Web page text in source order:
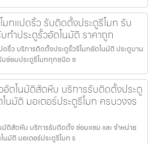
มทแปดริ้ว รับติดตั้งประตูรีโมท รับ
ทำประตูรั้วอัตโนมัติ ราคาถูก
ดริ้ว บริการติดตั้งประตูรั้วรีโมทอัตโนมัติ ประตูบาน
บซ่อมประตูรีโมททุกชนิด ช
ตโนมัติสัตหีบ บริการรับติดตั้งประตู
นมัติ มอเตอร์ประตูรีโมท ครบวงจร
ติสัตหีบ บริการรับติดตั้ง ซ่อมแซม และ จำหน่าย
นมัติ มอเตอร์ประตูรีโมท ร